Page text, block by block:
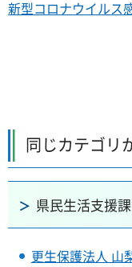
新型コロナウイルス
同じカテゴリ
県民生活支援課
更生保護法人 山